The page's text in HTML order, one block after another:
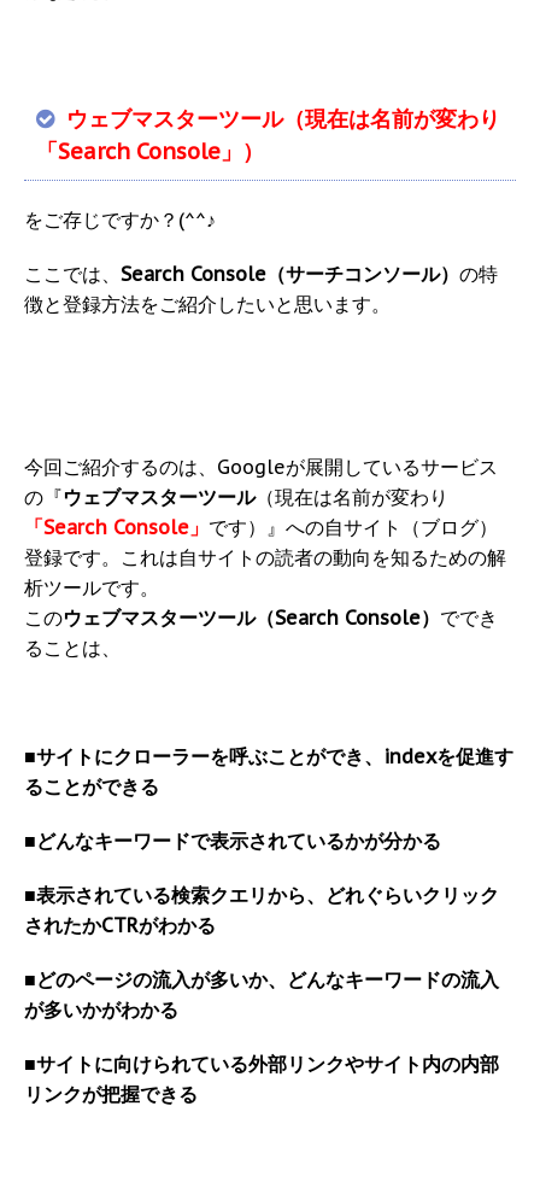
ウェブマスターツール（現在は名前が変わり
「Search Console」）
をご存じですか？(^^♪
ここでは、 Search Console（サーチコンソール） の特
徴と登録方法をご紹介したいと思います。
今回ご紹介するのは、Googleが展開しているサービス
の『ウェブマスターツール（現在は名前が変わり
「Search Console」 です）』への自サイト（ブログ）
登録です。これは自サイトの読者の動向を知るための解
析ツールです。
このウェブマスターツール（Search Console） ででき
ることは、
■サイトにクローラーを呼ぶことができ、indexを促進す
ることができる
■どんなキーワードで表示されているかが分かる
■表示されている検索クエリから、どれぐらいクリック
されたかCTRがわかる
■どのページの流入が多いか、どんなキーワードの流入
が多いかがわかる
■サイトに向けられている外部リンクやサイト内の内部
リンクが把握できる